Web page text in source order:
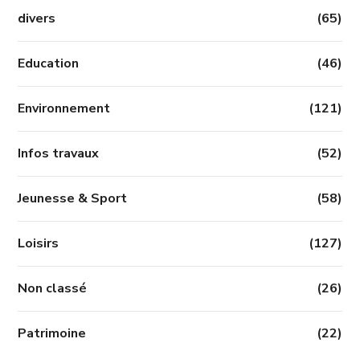
divers (65)
Education (46)
Environnement (121)
Infos travaux (52)
Jeunesse & Sport (58)
Loisirs (127)
Non classé (26)
Patrimoine (22)